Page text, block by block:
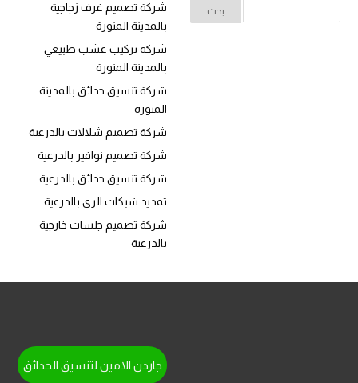
شركة تصميم غرف زجاجية
بالمدينة المنورة
شركة تركيب عشب طبيعي
بالمدينة المنورة
شركة تنسيق حدائق بالمدينة
المنورة
شركة تصميم شلالات بالدرعية
شركة تصميم نوافير بالدرعية
شركة تنسيق حدائق بالدرعية
تمديد شبكات الري بالدرعية
شركة تصميم جلسات خارجية
بالدرعية
جاردن الامين لتنسيق الحدائق